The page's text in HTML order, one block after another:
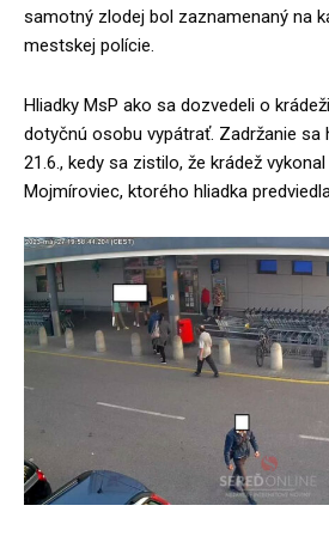
samotný zlodej bol zaznamenaný na
mestskej polície.
Hliadky MsP ako sa dozvedeli o
dotyčnú osobu vypátrať. Zadržanie sa
21.6., kedy sa zistilo, že krádež
Mojmíroviec, ktorého hliadka